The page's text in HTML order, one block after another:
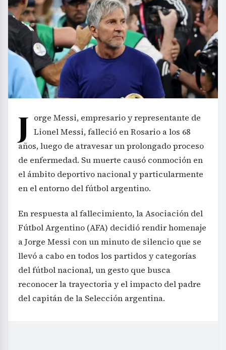
J orge Messi, empresario y representante de
Lionel Messi, falleció en Rosario a los 68
años, luego de atravesar un prolongado proceso
de enfermedad. Su muerte causó conmoción en
el ámbito deportivo nacional y particularmente
en el entorno del fútbol argentino.
En respuesta al fallecimiento, la Asociación del
Fútbol Argentino (AFA) decidió rendir homenaje
a Jorge Messi con un minuto de silencio que se
llevó a cabo en todos los partidos y categorías
del fútbol nacional, un gesto que busca
reconocer la trayectoria y el impacto del padre
del capitán de la Selección argentina.